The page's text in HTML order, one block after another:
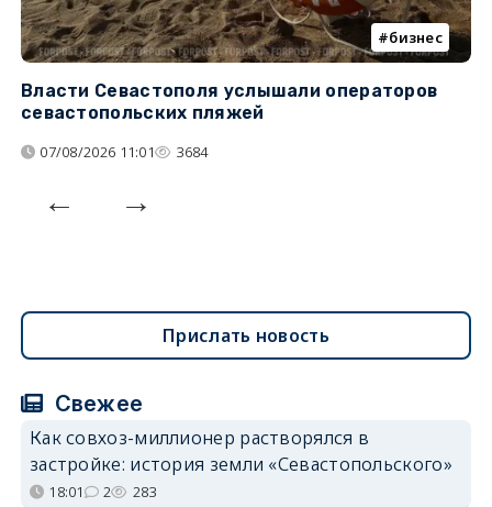
бизнес
Власти Севастополя услышали операторов
севастопольских пляжей
07/08/2026 11:01 3684
Прислать новость
Свежее
Как совхоз-миллионер растворялся в
застройке: история земли «Севастопольского»
18:01 2 283